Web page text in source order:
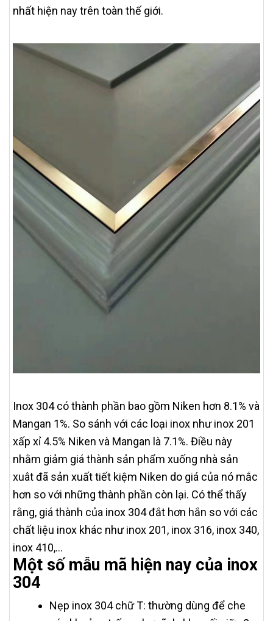
nhất hiện nay trên toàn thế giới.
Inox 304 có thành phần bao gồm Niken hơn 8.1% và
Mangan 1%. So sánh với các loại inox như inox 201
xấp xỉ 4.5% Niken và Mangan là 7.1%. Điều này
nhằm giảm giá thành sản phẩm xuống nhà sản
xuât đã sản xuất tiết kiệm Niken do giá của nó mắc
hơn so với những thành phần còn lại. Có thể thấy
rằng, giá thành của inox 304 đắt hơn hắn so với các
chất liệu inox khác như inox 201, inox 316, inox 340,
inox 410,…
Một số mẫu mã hiện nay của inox
304
Nẹp inox 304 chữ T: thường dùng để che